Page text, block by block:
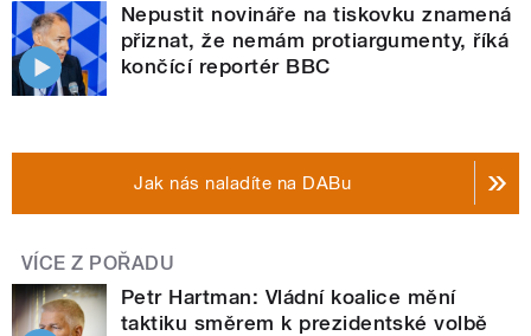
Nepustit novináře na tiskovku znamená
přiznat, že nemám protiargumenty, říká
končící reportér BBC
Jak nás naladíte na DABu
VÍCE Z POŘADU
Petr Hartman: Vládní koalice mění
taktiku směrem k prezidentské volbě